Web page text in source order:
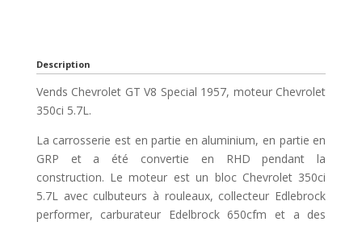
Description
Vends Chevrolet GT V8 Special 1957, moteur Chevrolet
350ci 5.7L.
La carrosserie est en partie en aluminium, en partie en
GRP et a été convertie en RHD pendant la
construction. Le moteur est un bloc Chevrolet 350ci
5.7L avec culbuteurs à rouleaux, collecteur Edlebrock
performer, carburateur Edelbrock 650cfm et a des